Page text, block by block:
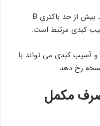
علاوه بر این، برخی از محصولات با رشد بیش از حد باکتری B
و آسیب کبدی می تواند با
رخ دهد.
مکمل